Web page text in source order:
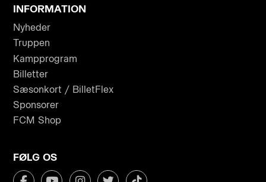
INFORMATION
Nyheder
Truppen
Kampprogram
Billetter
Sæsonkort / BilletFlex
Sponsorer
FCM Shop
FØLG OS